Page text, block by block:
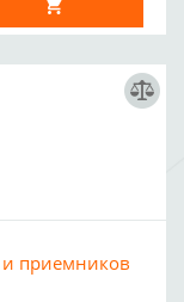
и приемников